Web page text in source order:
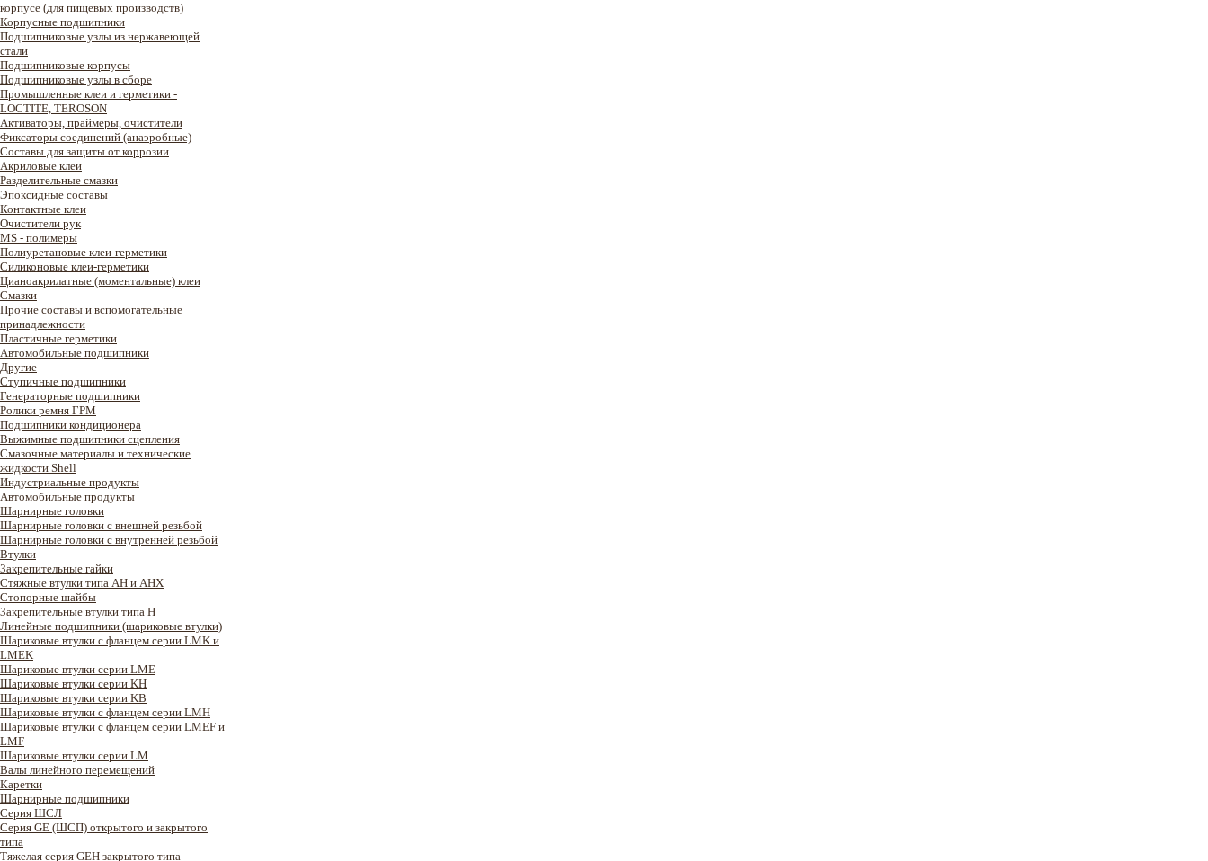
корпусе (для пищевых производств)
Корпусные подшипники
Подшипниковые узлы из нержавеющей
стали
Подшипниковые корпусы
Подшипниковые узлы в сборе
Промышленные клеи и герметики -
LOCTITE, TEROSON
Активаторы, праймеры, очистители
Фиксаторы соединений (анаэробные)
Составы для защиты от коррозии
Акриловые клеи
Разделительные смазки
Эпоксидные составы
Контактные клеи
Очистители рук
MS - полимеры
Полиуретановые клеи-герметики
Силиконовые клеи-герметики
Цианоакрилатные (моментальные) клеи
Смазки
Прочие составы и вспомогательные
принадлежности
Пластичные герметики
Автомобильные подшипники
Другие
Ступичные подшипники
Генераторные подшипники
Ролики ремня ГРМ
Подшипники кондиционера
Выжимные подшипники сцепления
Смазочные материалы и технические
жидкости Shell
Индустриальные продукты
Автомобильные продукты
Шарнирные головки
Шарнирные головки с внешней резьбой
Шарнирные головки с внутренней резьбой
Втулки
Закрепительные гайки
Стяжные втулки типа AH и AHX
Стопорные шайбы
Закрепительные втулки типа H
Линейные подшипники (шариковые втулки)
Шариковые втулки с фланцем серии LMK и
LMEK
Шариковые втулки серии LME
Шариковые втулки серии KH
Шариковые втулки серии KB
Шариковые втулки с фланцем серии LMH
Шариковые втулки с фланцем серии LMEF и
LMF
Шариковые втулки серии LM
Валы линейного перемещений
Каретки
Шарнирные подшипники
Cерия ШСЛ
Серия GE (ШСП) открытого и закрытого
типа
Тяжелая серия GEH закрытого типа